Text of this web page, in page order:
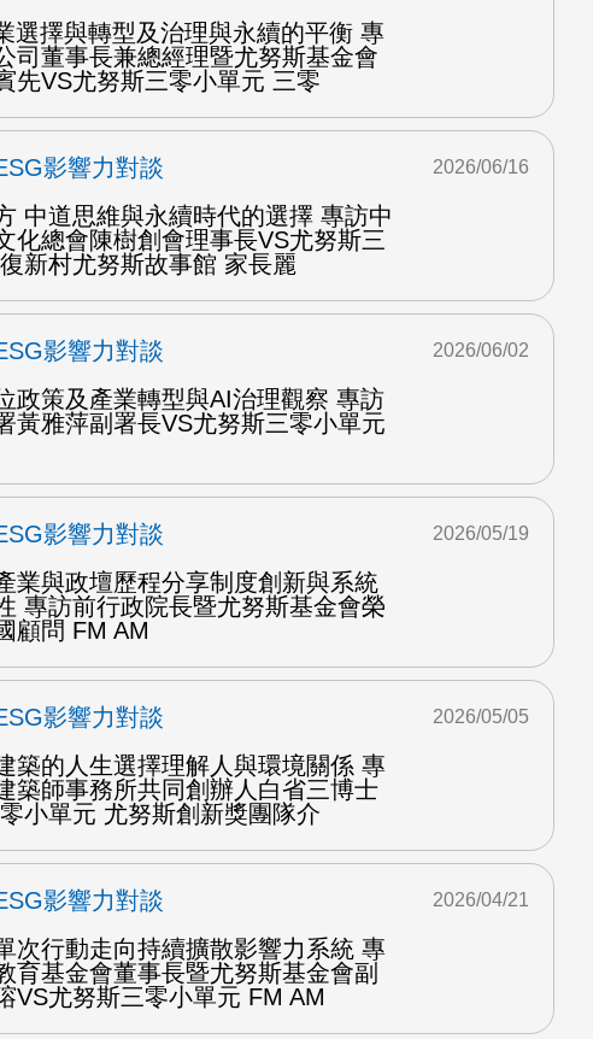
選擇與轉型及治理與永續的平衡 專
司董事長兼總經理暨尤努斯基金會
先VS尤努斯三零小單元 三零
影響力對談
中道思維與永續時代的選擇 專訪中
化總會陳樹創會理事長VS尤努斯三
新村尤努斯故事館 家長麗
2026/06/16
影響力對談
政策及產業轉型與AI治理觀察 專訪
黃雅萍副署長VS尤努斯三零小單元
2026/06/02
影響力對談
業與政壇歷程分享制度創新與系統
專訪前行政院長暨尤努斯基金會榮
顧問 FM AM
2026/05/19
影響力對談
築的人生選擇理解人與環境關係 專
築師事務所共同創辦人白省三博士
小單元 尤努斯創新獎團隊介
2026/05/05
影響力對談
次行動走向持續擴散影響力系統 專
育基金會董事長暨尤努斯基金會副
VS尤努斯三零小單元 FM AM
2026/04/21